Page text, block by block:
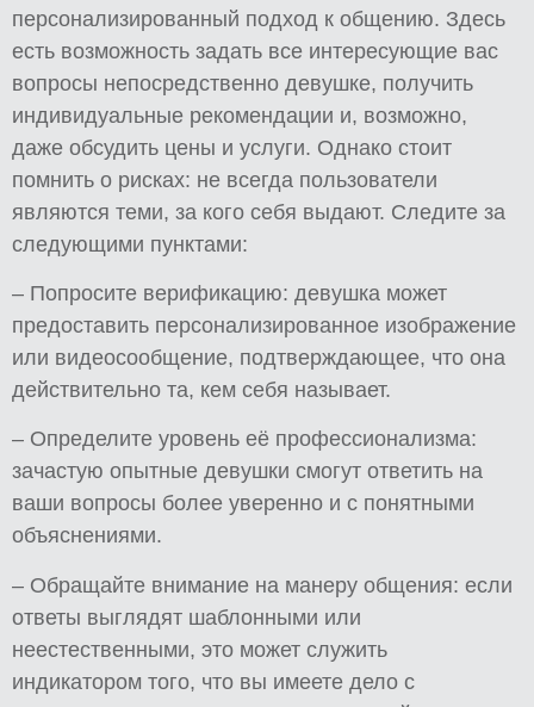
персонализированный подход к общению. Здесь
есть возможность задать все интересующие вас
вопросы непосредственно девушке, получить
индивидуальные рекомендации и, возможно,
даже обсудить цены и услуги. Однако стоит
помнить о рисках: не всегда пользователи
являются теми, за кого себя выдают. Следите за
следующими пунктами:
– Попросите верификацию: девушка может
предоставить персонализированное изображение
или видеосообщение, подтверждающее, что она
действительно та, кем себя называет.
– Определите уровень её профессионализма:
зачастую опытные девушки смогут ответить на
ваши вопросы более уверенно и с понятными
объяснениями.
– Обращайте внимание на манеру общения: если
ответы выглядят шаблонными или
неестественными, это может служить
индикатором того, что вы имеете дело с